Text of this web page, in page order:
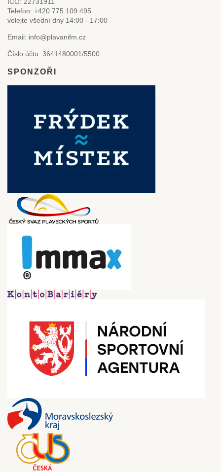
Telefon: +420 775 109 495
volejte všední dny 14:00 - 17:00
Email: info@plavanifm.cz
Číslo účtu: 3641480001/5500
SPONZOŘI